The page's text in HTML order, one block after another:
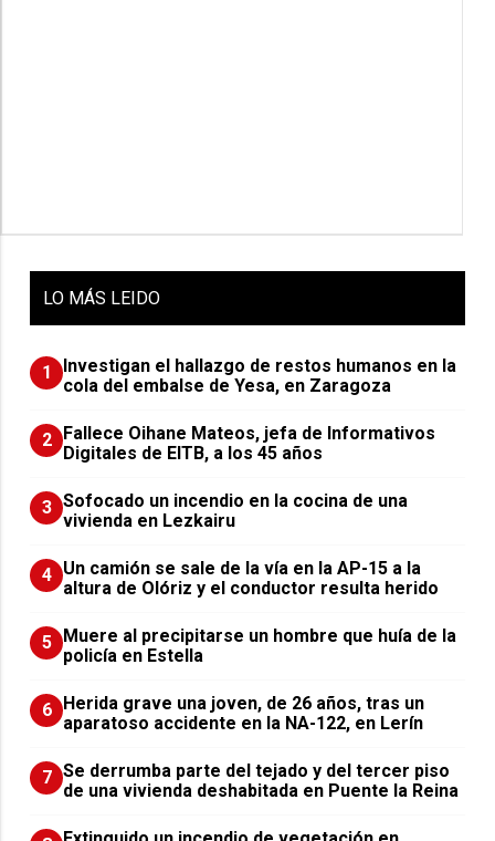
LO MÁS LEIDO
1
Investigan el hallazgo de restos humanos en la
cola del embalse de Yesa, en Zaragoza
2
Fallece Oihane Mateos, jefa de Informativos
Digitales de EITB, a los 45 años
3 Sofocado un incendio en la cocina de una
vivienda en Lezkairu
4 Un camión se sale de la vía en la AP-15 a la
altura de Olóriz y el conductor resulta herido
5
Muere al precipitarse un hombre que huía de la
policía en Estella
6
Herida grave una joven, de 26 años, tras un
aparatoso accidente en la NA-122, en Lerín
7 Se derrumba parte del tejado y del tercer piso
de una vivienda deshabitada en Puente la Reina